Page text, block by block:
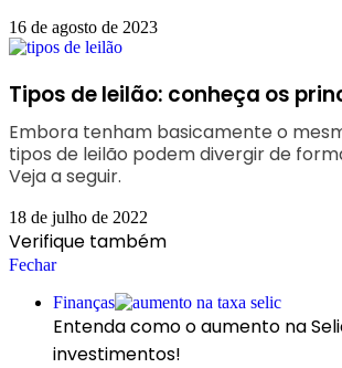
16 de agosto de 2023
Tipos de leilão: conheça os
Embora tenham basicamente o
tipos de leilão podem divergir de
Veja a seguir.
18 de julho de 2022
Verifique também
Fechar
Finanças
Entenda como o aumento na
investimentos!